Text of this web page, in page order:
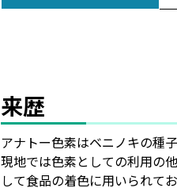
来歴
アナトー色素はベニノキの種
現地では色素としての利用の
して食品の着色に用いられて